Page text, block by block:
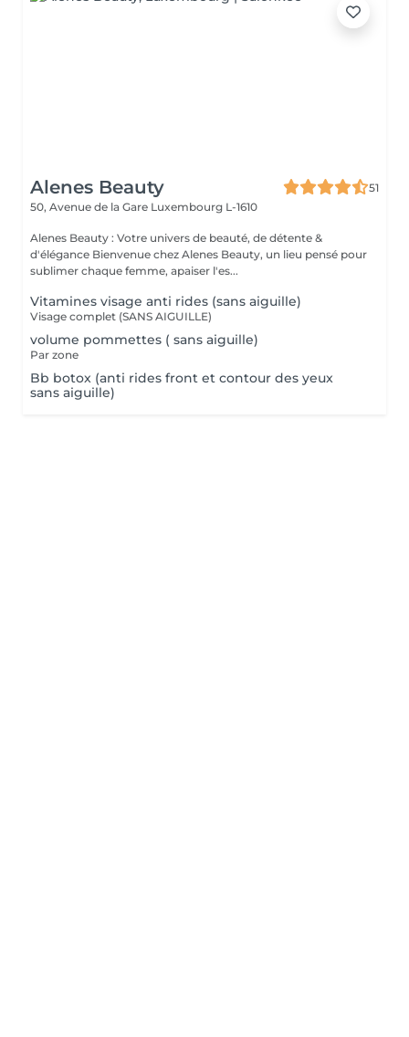
Alenes Beauty
51
50, Avenue de la Gare Luxembourg L-1610
Alenes Beauty : Votre univers de beauté, de détente &
d'élégance Bienvenue chez Alenes Beauty, un lieu pensé pour
sublimer chaque femme, apaiser l'es...
Vitamines visage anti rides (sans aiguille)
Visage complet (SANS AIGUILLE)
volume pommettes ( sans aiguille)
Par zone
Bb botox (anti rides front et contour des yeux
sans aiguille)